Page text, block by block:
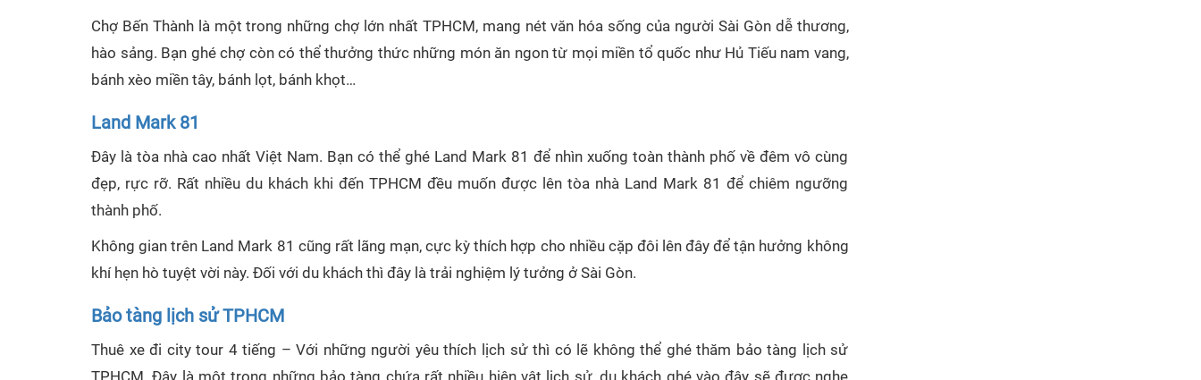
Chợ Bến Thành là một trong những chợ lớn nhất TPHCM, mang nét văn hóa sống của người Sài Gòn dễ thương,
hào sảng. Bạn ghé chợ còn có thể thưởng thức những món ăn ngon từ mọi miền tổ quốc như Hủ Tiếu nam vang,
bánh xèo miền tây, bánh lọt, bánh khọt…
Land Mark 81
Đây là tòa nhà cao nhất Việt Nam. Bạn có thể ghé Land Mark 81 để nhìn xuống toàn thành phố về đêm vô cùng
đẹp, rực rỡ. Rất nhiều du khách khi đến TPHCM đều muốn được lên tòa nhà Land Mark 81 để chiêm ngưỡng
thành phố.
Không gian trên Land Mark 81 cũng rất lãng mạn, cực kỳ thích hợp cho nhiều cặp đôi lên đây để tận hưởng không
khí hẹn hò tuyệt vời này. Đối với du khách thì đây là trải nghiệm lý tưởng ở Sài Gòn.
Bảo tàng lịch sử TPHCM
Thuê xe đi city tour 4 tiếng – Với những người yêu thích lịch sử thì có lẽ không thể ghé thăm bảo tàng lịch sử
TPHCM. Đây là một trong những bảo tàng chứa rất nhiều hiện vật lịch sử, du khách ghé vào đây sẽ được nghe